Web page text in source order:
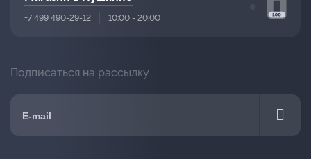
+7 499 490-29-12 10:00 - 20:00
Подписаться на рассылку